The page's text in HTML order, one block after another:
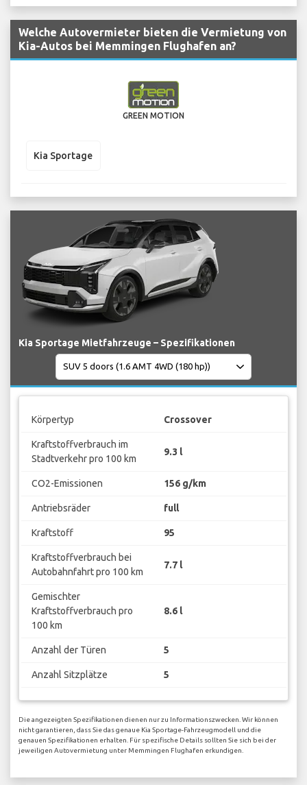
Welche Autovermieter bieten die Vermietung von
Kia-Autos bei Memmingen Flughafen an?
GREEN MOTION
Kia Sportage
Kia Sportage Mietfahrzeuge – Spezifikationen
Körpertyp Crossover
Kraftstoffverbrauch im
Stadtverkehr pro 100 km
9.3 l
CO2-Emissionen 156 g/km
Antriebsräder full
Kraftstoff 95
Kraftstoffverbrauch bei
Autobahnfahrt pro 100 km
7.7 l
Gemischter
Kraftstoffverbrauch pro
100 km
8.6 l
Anzahl der Türen 5
Anzahl Sitzplätze 5
Die angezeigten Spezifikationen dienen nur zu Informationszwecken. Wir können
nicht garantieren, dass Sie das genaue Kia Sportage-Fahrzeugmodell und die
genauen Spezifikationen erhalten. Für spezifische Details sollten Sie sich bei der
jeweiligen Autovermietung unter Memmingen Flughafen erkundigen.